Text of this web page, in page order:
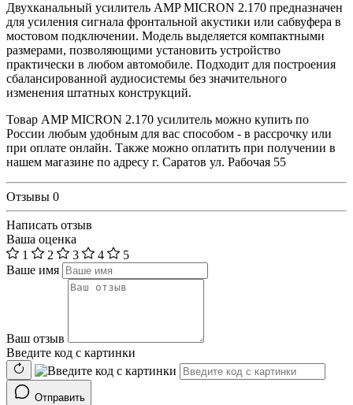
Двухканальный усилитель AMP MICRON 2.170 предназначен
для усиления сигнала фронтальной акустики или сабвуфера в
мостовом подключении. Модель выделяется компактными
размерами, позволяющими установить устройство
практически в любом автомобиле. Подходит для построения
сбалансированной аудиосистемы без значительного
изменения штатных конструкций.
Товар AMP MICRON 2.170 усилитель можно купить по
России любым удобным для вас способом - в рассрочку или
при оплате онлайн. Также можно оплатить при получении в
нашем магазине по адресу г. Саратов ул. Рабочая 55
Отзывы 0
Написать отзыв
Ваша оценка
1
2 3 4
5
Ваше имя
Ваш отзыв
Введите код с картинки
Отправить